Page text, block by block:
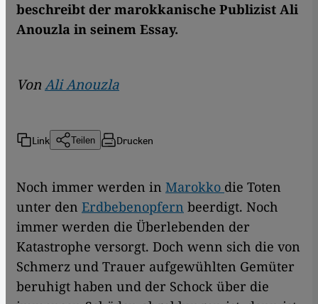
beschreibt der marokkanische Publizist Ali
Anouzla in seinem Essay.
VonAli Anouzla
Link Teilen Drucken
Noch immer werden in Marokko die Toten
unter den Erdbebenopfern beerdigt. Noch
immer werden die Überlebenden der
Katastrophe versorgt. Doch wenn sich die von
Schmerz und Trauer aufgewühlten Gemüter
beruhigt haben und der Schock über die